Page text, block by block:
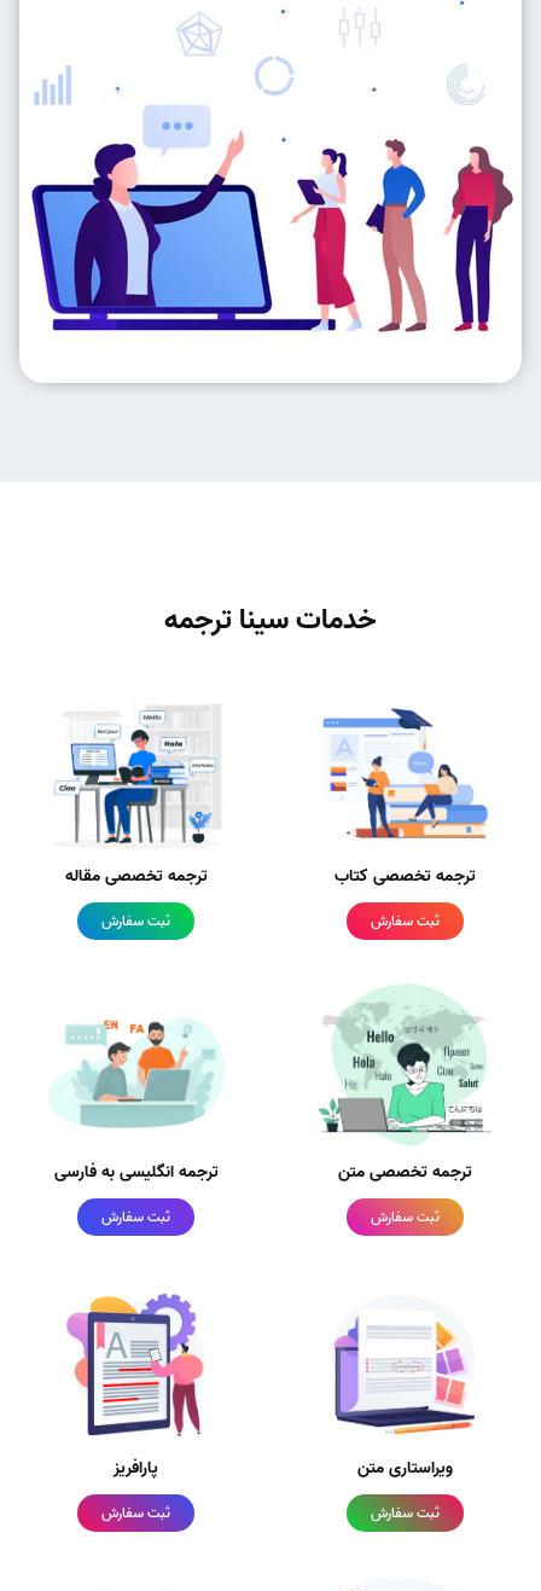
خدمات سینا ترجمه
ترجمه تخصصی کتاب
ثبت سفارش
ترجمه تخصصی مقاله
ثبت سفارش
ترجمه تخصصی متن
ثبت سفارش
ترجمه انگلیسی به فارسی
ثبت سفارش
ویراستاری متن
ثبت سفارش
پارافریز
ثبت سفارش